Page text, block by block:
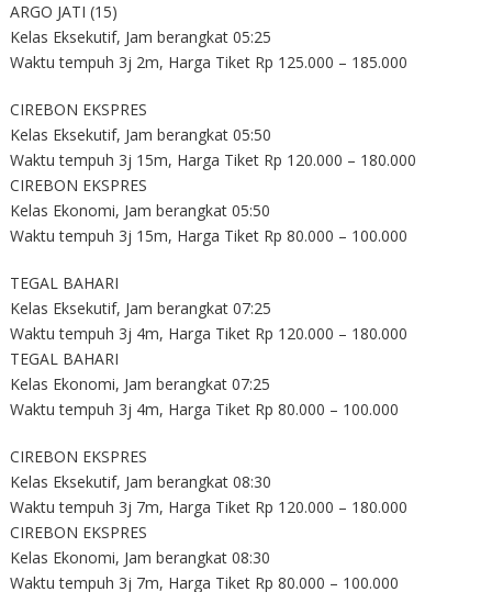
ARGO JATI (15)
Kelas Eksekutif, Jam berangkat 05:25
Waktu tempuh 3j 2m, Harga Tiket Rp 125.000 – 185.000
CIREBON EKSPRES
Kelas Eksekutif, Jam berangkat 05:50
Waktu tempuh 3j 15m, Harga Tiket Rp 120.000 – 180.000
CIREBON EKSPRES
Kelas Ekonomi, Jam berangkat 05:50
Waktu tempuh 3j 15m, Harga Tiket Rp 80.000 – 100.000
TEGAL BAHARI
Kelas Eksekutif, Jam berangkat 07:25
Waktu tempuh 3j 4m, Harga Tiket Rp 120.000 – 180.000
TEGAL BAHARI
Kelas Ekonomi, Jam berangkat 07:25
Waktu tempuh 3j 4m, Harga Tiket Rp 80.000 – 100.000
CIREBON EKSPRES
Kelas Eksekutif, Jam berangkat 08:30
Waktu tempuh 3j 7m, Harga Tiket Rp 120.000 – 180.000
CIREBON EKSPRES
Kelas Ekonomi, Jam berangkat 08:30
Waktu tempuh 3j 7m, Harga Tiket Rp 80.000 – 100.000